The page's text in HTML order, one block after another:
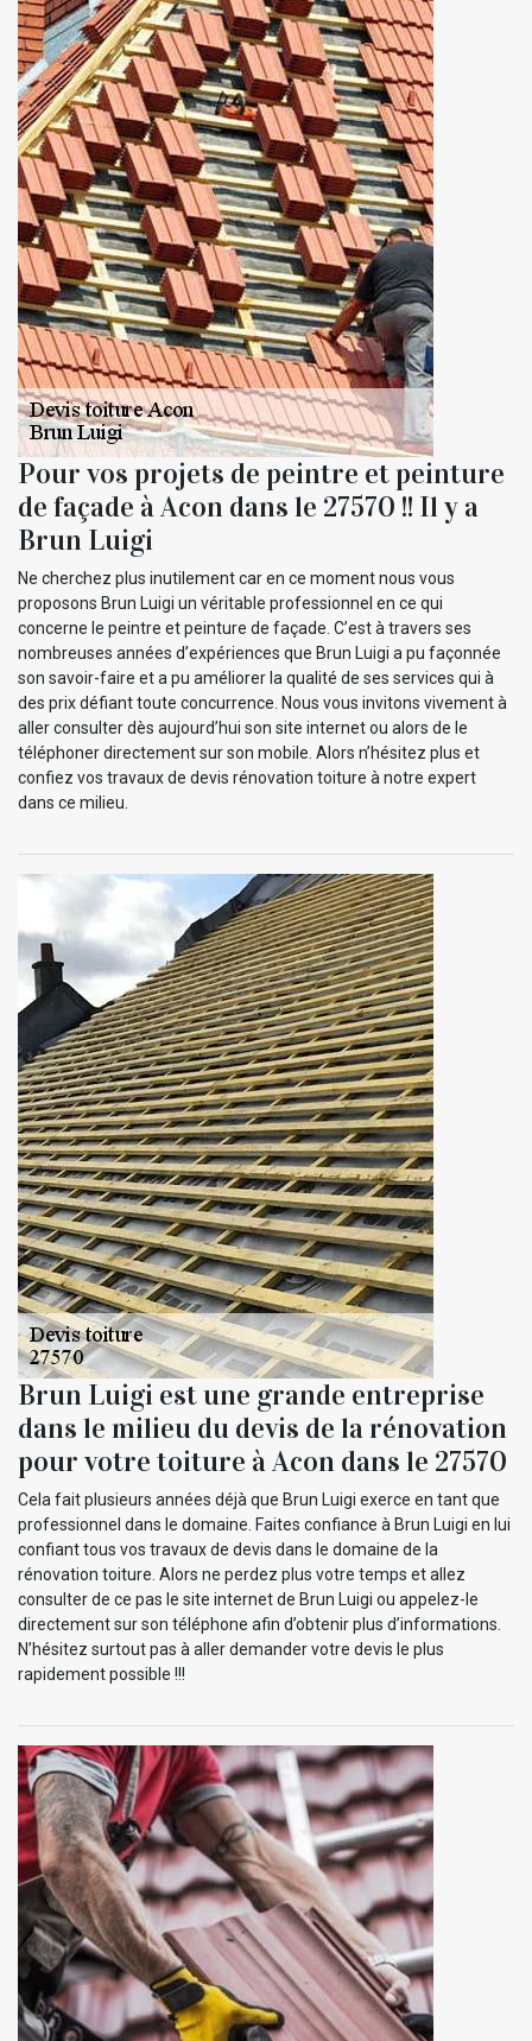
Pour vos projets de peintre et peinture
de façade à Acon dans le 27570 !! Il y a
Brun Luigi
Ne cherchez plus inutilement car en ce moment nous vous
proposons Brun Luigi un véritable professionnel en ce qui
concerne le peintre et peinture de façade. C’est à travers ses
nombreuses années d’expériences que Brun Luigi a pu façonnée
son savoir-faire et a pu améliorer la qualité de ses services qui à
des prix défiant toute concurrence. Nous vous invitons vivement à
aller consulter dès aujourd’hui son site internet ou alors de le
téléphoner directement sur son mobile. Alors n’hésitez plus et
confiez vos travaux de devis rénovation toiture à notre expert
dans ce milieu.
Brun Luigi est une grande entreprise
dans le milieu du devis de la rénovation
pour votre toiture à Acon dans le 27570
Cela fait plusieurs années déjà que Brun Luigi exerce en tant que
professionnel dans le domaine. Faites confiance à Brun Luigi en lui
confiant tous vos travaux de devis dans le domaine de la
rénovation toiture. Alors ne perdez plus votre temps et allez
consulter de ce pas le site internet de Brun Luigi ou appelez-le
directement sur son téléphone afin d’obtenir plus d’informations.
N’hésitez surtout pas à aller demander votre devis le plus
rapidement possible !!!